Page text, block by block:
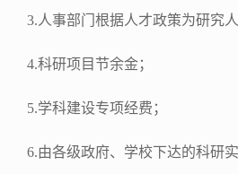
3.人事部门根据人才政策为研究
4.科研项目节余金；
5.学科建设专项经费；
6.由各级政府、学校下达的科研